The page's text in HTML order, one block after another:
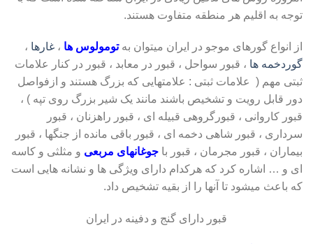
توجه به اقلیم هر منطقه متفاوت هستند.
از انواع گورهای موجو در ایران میتوان بهتومولوس ها ، غارها ،
گوردخمه ها ، قبور سواحل ، قبور در معابد ، قبور در کنار علامات
ثبتی مهم ( علامات ثبتی : علامتهایی که بزرگ هستند و ازفواصل
دور قابل رویت و تشخیص باشند مانند یک شیر بزرگ روی تپه ) ،
قبور کاروانی ، قبورگروهی قبیله ای ، قبور راهزنان ، قبور
سرداری ، قبور شاهی دخمه ای ، قبور باقی مانده از جنگها ، قبور
بیماران ، قبور مجرمان ، قبور با جوغانهای مربعی و مثلثی و کاسه
ای و … اشاره کرد که هرکدام دارای ویژگی ها و نشانه هایی است
که باعث میشود تا آنها را از بقیه تشخیص داد.
قبور دارای گنج و دفینه در ایران